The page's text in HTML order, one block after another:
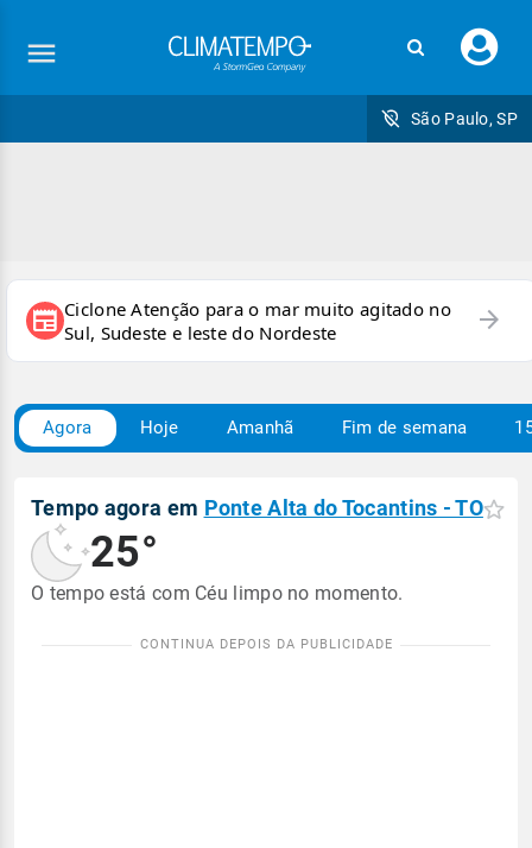
seu
São Paulo, SP
newspaper Ciclone Atenção para o mar muito agitado no
Sul, Sudeste e leste do Nordeste
arrow_forward
Agora Hoje Amanhã Fim de semana
Tempo agora em Ponte Alta do Tocantins - TO
25°
O tempo está com Céu limpo no momento.